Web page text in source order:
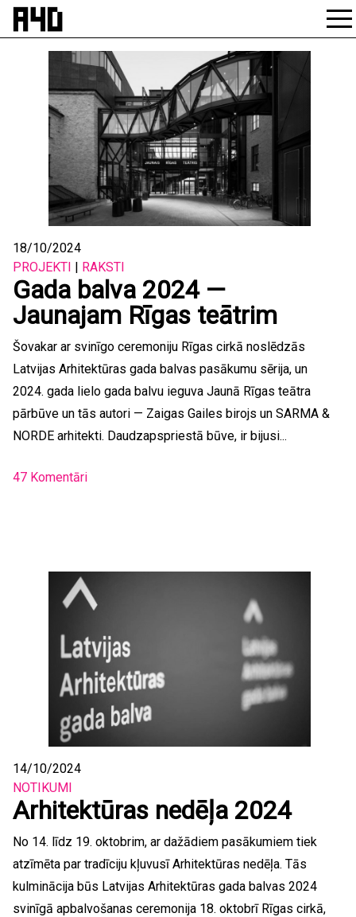
Skip
18/10/2024
PROJEKTI | RAKSTI
Gada balva 2024 —
Jaunajam Rīgas teātrim
Šovakar ar svinīgo ceremoniju Rīgas cirkā noslēdzās
Latvijas Arhitektūras gada balvas pasākumu sērija, un
2024. gada lielo gada balvu ieguva Jaunā Rīgas teātra
pārbūve un tās autori — Zaigas Gailes birojs un SARMA &
NORDE arhitekti. Daudzapspriestā būve, ir bijusi...
47 Komentāri
14/10/2024
NOTIKUMI
Arhitektūras nedēļa 2024
No 14. līdz 19. oktobrim, ar dažādiem pasākumiem tiek
atzīmēta par tradīciju kļuvusī Arhitektūras nedēļa. Tās
kulminācija būs Latvijas Arhitektūras gada balvas 2024
svinīgā apbalvošanas ceremonija 18. oktobrī Rīgas cirkā,